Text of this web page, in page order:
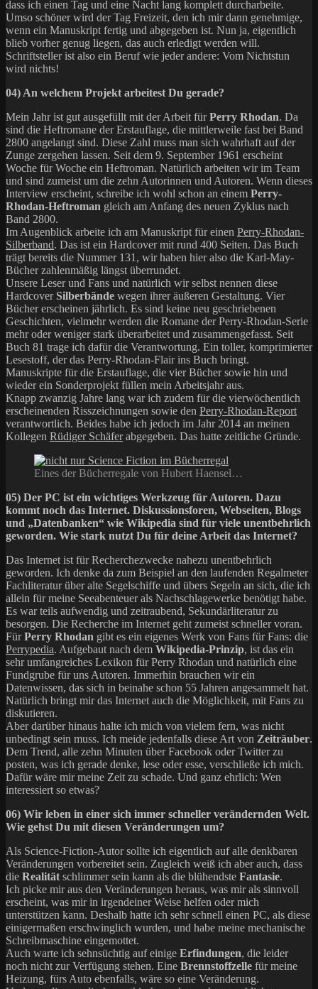
dass ich einen Tag und eine Nacht lang komplett durcharbeite.
Umso schöner wird der Tag Freizeit, den ich mir dann genehmige,
wenn ein Manuskript fertig und abgegeben ist. Nun ja, eigentlich
blieb vorher genug liegen, das auch erledigt werden will.
Schriftsteller ist also ein Beruf wie jeder andere: Vom Nichtstun
wird nichts!
04) An welchem Projekt arbeitest Du gerade?
Mein Jahr ist gut ausgefüllt mit der Arbeit fürPerry Rhodan. Da
sind die Heftromane der Erstauflage, die mittlerweile fast bei Band
2800 angelangt sind. Diese Zahl muss man sich wahrhaft auf der
Zunge zergehen lassen. Seit dem 9. September 1961 erscheint
Woche für Woche ein Heftroman. Natürlich arbeiten wir im Team
und sind zumeist um die zehn Autorinnen und Autoren. Wenn dieses
Interview erscheint, schreibe ich wohl schon an einem Perry-
Rhodan-Heftroman gleich am Anfang des neuen Zyklus nach
Band 2800.
Im Augenblick arbeite ich am Manuskript für einen Perry-Rhodan-
Silberband. Das ist ein Hardcover mit rund 400 Seiten. Das Buch
trägt bereits die Nummer 131, wir haben hier also die Karl-May-
Bücher zahlenmäßig längst überrundet.
Unsere Leser und Fans und natürlich wir selbst nennen diese
Hardcover Silberbände wegen ihrer äußeren Gestaltung. Vier
Bücher erscheinen jährlich. Es sind keine neu geschriebenen
Geschichten, vielmehr werden die Romane der Perry-Rhodan-Serie
mehr oder weniger stark überarbeitet und zusammengefasst. Seit
Buch 81 trage ich dafür die Verantwortung. Ein toller, komprimierter
Lesestoff, der das Perry-Rhodan-Flair ins Buch bringt.
Manuskripte für die Erstauflage, die vier Bücher sowie hin und
wieder ein Sonderprojekt füllen mein Arbeitsjahr aus.
Knapp zwanzig Jahre lang war ich zudem für die vierwöchentlich
erscheinenden Risszeichnungen sowie den Perry-Rhodan-Report
verantwortlich. Beides habe ich jedoch im Jahr 2014 an meinen
Kollegen Rüdiger Schäferabgegeben. Das hatte zeitliche Gründe.
Eines der Bücherregale von Hubert Haensel…
05) Der PC ist ein wichtiges Werkzeug für Autoren. Dazu
kommt noch das Internet. Diskussionsforen, Webseiten, Blogs
und „Datenbanken“ wie Wikipedia sind für viele unentbehrlich
geworden. Wie stark nutzt Du für deine Arbeit das Internet?
Das Internet ist für Recherchezwecke nahezu unentbehrlich
geworden. Ich denke da zum Beispiel an den laufenden Regalmeter
Fachliteratur über alte Segelschiffe und übers Segeln an sich, die ich
allein für meine Seeabenteuer als Nachschlagewerke benötigt habe.
Es war teils aufwendig und zeitraubend, Sekundärliteratur zu
besorgen. Die Recherche im Internet geht zumeist schneller voran.
FürPerry Rhodan gibt es ein eigenes Werk von Fans für Fans: die
Perrypedia. Aufgebaut nach dem Wikipedia-Prinzip, ist das ein
sehr umfangreiches Lexikon für Perry Rhodan und natürlich eine
Fundgrube für uns Autoren. Immerhin brauchen wir ein
Datenwissen, das sich in beinahe schon 55 Jahren angesammelt hat.
Natürlich bringt mir das Internet auch die Möglichkeit, mit Fans zu
diskutieren.
Aber darüber hinaus halte ich mich von vielem fern, was nicht
unbedingt sein muss. Ich meide jedenfalls diese Art von Zeiträuber.
Dem Trend, alle zehn Minuten über Facebook oder Twitter zu
posten, was ich gerade denke, lese oder esse, verschließe ich mich.
Dafür wäre mir meine Zeit zu schade. Und ganz ehrlich: Wen
interessiert so etwas?
06) Wir leben in einer sich immer schneller verändernden Welt.
Wie gehst Du mit diesen Veränderungen um?
Als Science-Fiction-Autor sollte ich eigentlich auf alle denkbaren
Veränderungen vorbereitet sein. Zugleich weiß ich aber auch, dass
die Realität schlimmer sein kann als die blühendste Fantasie.
Ich picke mir aus den Veränderungen heraus, was mir als sinnvoll
erscheint, was mir in irgendeiner Weise helfen oder mich
unterstützen kann. Deshalb hatte ich sehr schnell einen PC, als diese
einigermaßen erschwinglich wurden, und habe meine mechanische
Schreibmaschine eingemottet.
Auch warte ich sehnsüchtig auf einige Erfindungen, die leider
noch nicht zur Verfügung stehen. Eine Brennstoffzelle für meine
Heizung, fürs Auto ebenfalls, wäre so eine Veränderung.